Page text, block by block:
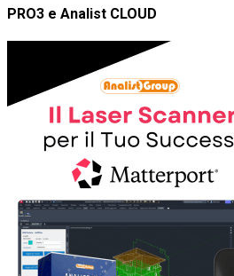
PRO3 e Analist CLOUD